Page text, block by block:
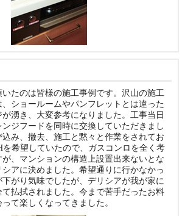
たのは皆様の施工事例です。沢山の施工
ショールームやパンフレットとは違った
湧き、大変参考になりました。工事当日
ジフードを同時に交換していただきまし
み、撤去、施工と黙々と作業をされてお
を希望していたので、ガスコンロを全く考
、マンションの構造上設置出来ないとな
シアに決めました。希望通りに行かなかっ
がり気味でしたが、デリシアが我が家に
払拭されました。今まで苦手だったお料
て楽しくなってきました。